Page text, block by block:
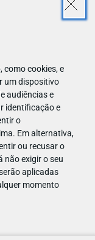
cookies, e
um dispositivo
audiências e
identificação e
o
Em alternativa,
ou recusar o
não exigir o seu
aplicadas
momento
Pré-
mala de férias
Para celebrar
Estrelas &
a Sofia Vieira,
PRÉ-
CONTOS E